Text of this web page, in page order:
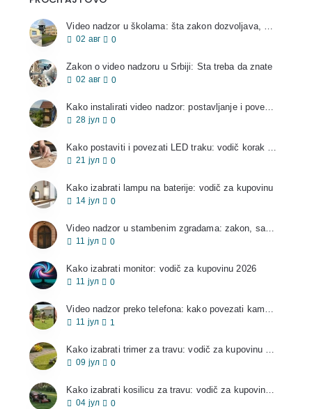
Video nadzor u školama: šta zakon dozvoljava, a šta ne
02 авг 0
Zakon o video nadzoru u Srbiji: Šta treba da znate
02 авг 0
Kako instalirati video nadzor: postavljanje i povezivanje kamera
28 јул 0
Kako postaviti i povezati LED traku: vodič korak po korak
21 јул 0
Kako izabrati lampu na baterije: vodič za kupovinu
14 јул 0
Video nadzor u stambenim zgradama: zakon, saglasnost i pravila
11 јул 0
Kako izabrati monitor: vodič za kupovinu 2026
11 јул 0
Video nadzor preko telefona: kako povezati kameru i gledati sa mobilnog
11 јул 1
Kako izabrati trimer za travu: vodič za kupovinu 2026
09 јул 0
Kako izabrati kosilicu za travu: vodič za kupovinu 2026
04 јул 0